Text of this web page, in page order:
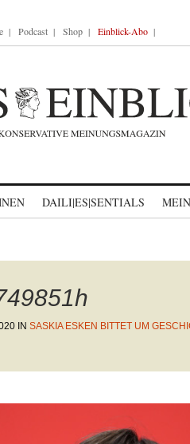
Podcast Shop Einblick-Abo
DAILI|ES|SENTIALS
IN SASKIA ESKEN BITTET UM